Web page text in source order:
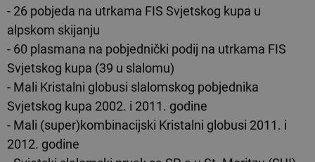
- 26 pobjeda na utrkama FIS Svjetskog kupa u
alpskom skijanju
- 60 plasmana na pobjednički podij na utrkama FIS
Svjetskog kupa (39 u slalomu)
- Mali Kristalni globusi slalomskog pobjednika
Svjetskog kupa 2002. i 2011. godine
- Mali (super)kombinacijski Kristalni globusi 2011. i
2012. godine